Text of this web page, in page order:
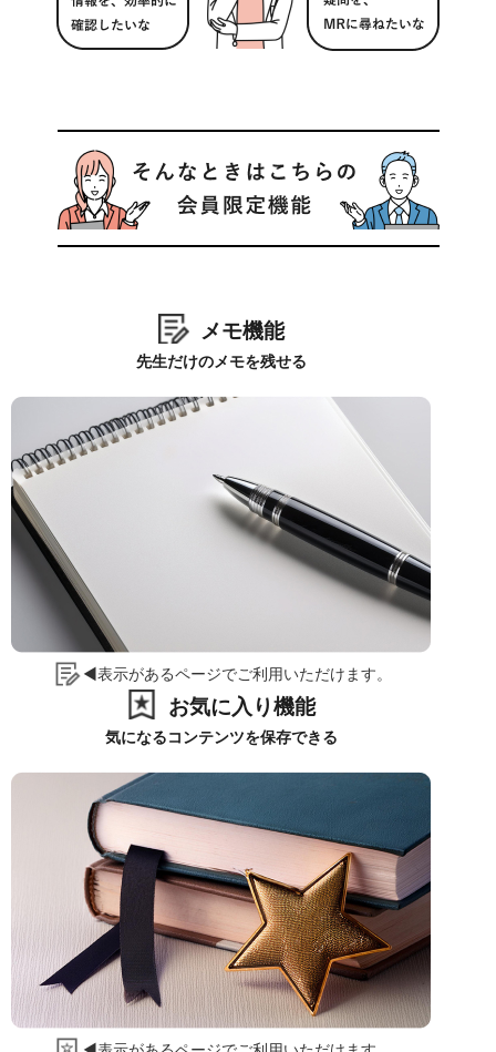
メモ機能
先生だけのメモを残せる
◀表示があるページでご利用いただけます。
お気に入り機能
気になるコンテンツを保存できる